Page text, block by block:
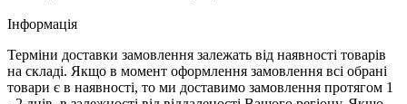
Iнформація
Терміни доставки замовлення залежать від наявності товарів
на складі. Якщо в момент оформлення замовлення всі обрані
товари є в наявності, то ми доставимо замовлення протягом 1